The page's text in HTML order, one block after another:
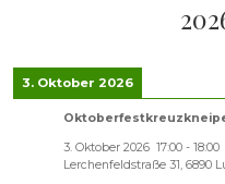
3. Oktober 2026
3. Oktober 2026 17:00 - 18:00
Lerchenfeldstraße 31, 6890